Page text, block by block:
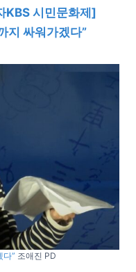
KBS 시민문화제]
지 싸워가겠다”
다” 조애진 PD